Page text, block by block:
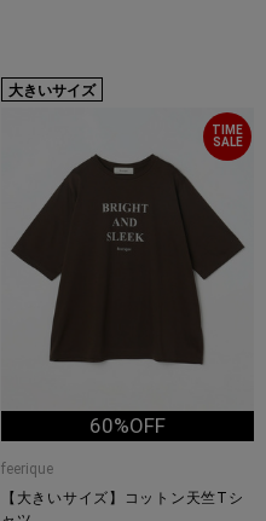
大きいサイズ
TIME
SALE
60%OFF
feerique
【大きいサイズ】コットン天竺Tシ